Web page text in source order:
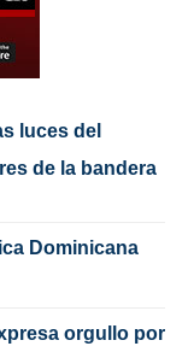
luces del
de la bandera
Dominicana
orgullo por